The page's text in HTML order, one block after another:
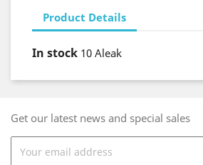
Product Details
In stock 10 Aleak
Get our latest news and special sales